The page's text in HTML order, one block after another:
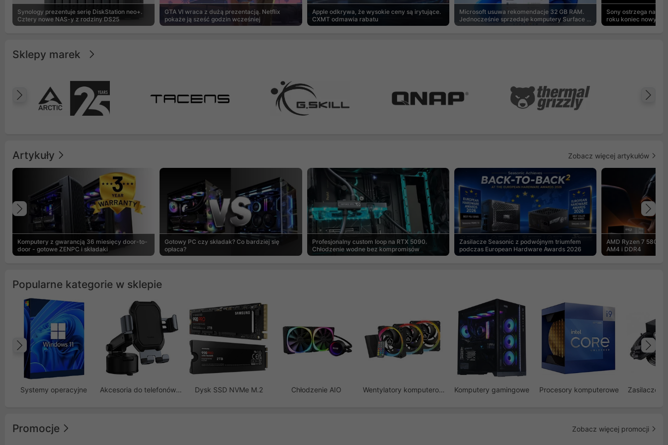
Synology prezentuje serię DiskStation neo+.
Cztery nowe NAS-y z rodziny DS25
GTA VI wraca z dużą prezentacją. Netflix
pokaże ją sześć godzin wcześniej
Apple odkrywa, że wysokie ceny są irytujące.
CXMT odmawia rabatu
Microsoft usuwa rekomendacje 32 GB RAM.
Jednocześnie sprzedaje komputery Surface z
8 GB
Sony ostrzega na
roku koniec nowych
Sklepy marek
Poprzedni
Artykuły Zobacz więcej artykułów
Komputery z gwarancją 36 miesięcy door-to-
door - gotowe ZENPC i składaki
Gotowy PC czy składak? Co bardziej się
opłaca?
Profesjonalny custom loop na RTX 5090.
Chłodzenie wodne bez kompromisów
Zasilacze Seasonic z podwójnym triumfem
podczas European Hardware Awards 2026
AMD Ryzen 7
AM4 i DDR4
Poprzedni
Popularne kategorie w sklepie
Systemy operacyjne Akcesoria do telefonów GSM Dysk SSD NVMe M.2 Chłodzenie AIO Wentylatory komputerowe Komputery gamingowe Procesory komputerowe Zasilacze
Poprzedni
Promocje Zobacz więcej promocji